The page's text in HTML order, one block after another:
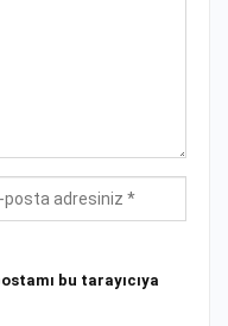
bu tarayıcıya